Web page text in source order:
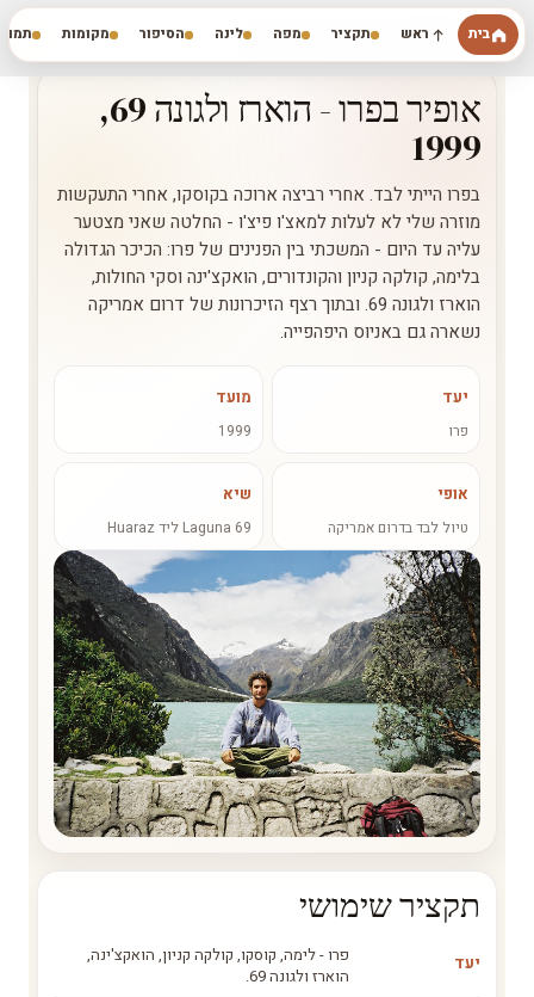
דילוג לתוכן הראשי
השלום לב-ארים רואים עולם בית ראש תקציר מפה לינה הסיפור מקומות
אופיר בפרו - הוארז ולגונה 69,
1999
בפרו הייתי לבד. אחרי רביצה ארוכה בקוסקו, אחרי התעקשות
מוזרה שלי לא לעלות למאצ'ו פיצ'ו - החלטה שאני מצטער
עליה עד היום - המשכתי בין הפנינים של פרו: הכיכר הגדולה
בלימה, קולקה קניון והקונדורים, הואקצ'ינה וסקי החולות,
הוארז ולגונה 69. ובתוך רצף הזיכרונות של דרום אמריקה
נשארה גם באניוס היפהפייה.
יעד
פרו
מועד
1999
אופי
טיול לבד בדרום אמריקה
שיא
Laguna 69 ליד Huaraz
תקציר שימושי
יעד
פרו - לימה, קוסקו, קולקה קניון, הואקצ'ינה,
הוארז ולגונה 69.